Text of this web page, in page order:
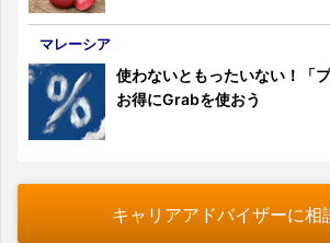
マレーシア
使わないともったいない！「
お得にGrabを使おう
キャリアアドバイザーに相